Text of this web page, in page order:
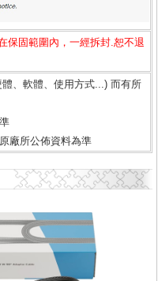
保固範圍內，一經拆封.恕不退
、軟體、使用方式...) 而有所
廠所公佈資料為準